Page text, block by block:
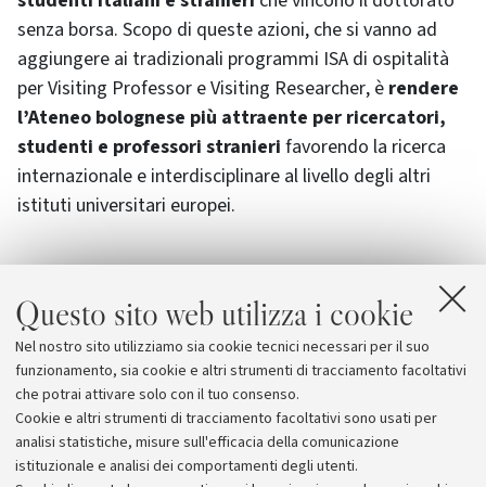
Questo sito web utilizza i cookie
Nel nostro sito utilizziamo sia cookie tecnici necessari per il suo
funzionamento, sia cookie e altri strumenti di tracciamento facoltativi
che potrai attivare solo con il tuo consenso.
Cookie e altri strumenti di tracciamento facoltativi sono usati per
analisi statistiche, misure sull'efficacia della comunicazione
istituzionale e analisi dei comportamenti degli utenti.
senza borsa. Scopo di queste azioni, che si vanno ad
aggiungere ai tradizionali programmi ISA di ospitalità
perVisiting Professor eVisiting Researcher, è rendere
l’Ateneo bolognese più attraente per ricercatori,
studenti e professori stranieri favorendo la ricerca
internazionale e interdisciplinare al livello degli altri
istituti universitari europei.
Allegati
I vincitori del progetto "Brains-In"